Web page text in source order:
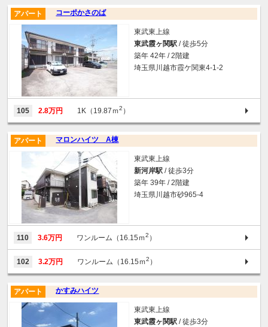
コーポかさのば
アパート
東武東上線
東武霞ヶ関駅 / 徒歩5分
築年 42年 / 2階建
埼玉県川越市霞ケ関東4-1-2
105 2.8万円 1K（19.87ｍ2 ）
マロンハイツ A棟
アパート
東武東上線
新河岸駅 / 徒歩3分
築年 39年 / 2階建
埼玉県川越市砂965-4
110 3.6万円 ワンルーム（16.15ｍ2 ）
102 3.2万円 ワンルーム（16.15ｍ2 ）
かすみハイツ
アパート
東武東上線
東武霞ヶ関駅 / 徒歩3分